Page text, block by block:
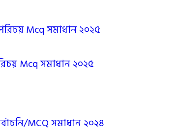
Mcq সমাধান ২০২৫
Mcq সমাধান ২০২৫